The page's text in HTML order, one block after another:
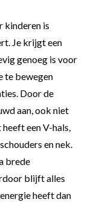
is
Je krijgt een
genoeg is voor
te bewegen
Door de
aan, ook niet
een V-hals,
en nek.
brede
blijft alles
heeft dan